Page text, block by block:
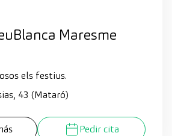
Maresme
els festius.
43 (Mataró)
Pedir cita